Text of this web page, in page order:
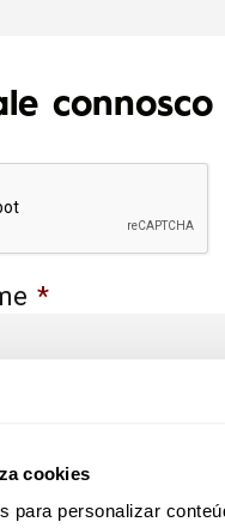
cookies
para personalizar
connosco
*